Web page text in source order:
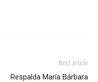
Next article
Respalda María Bárbara